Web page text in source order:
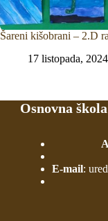
Šareni kišobrani – 2.D
17 listopada, 2024
Osnovna
E-mail: